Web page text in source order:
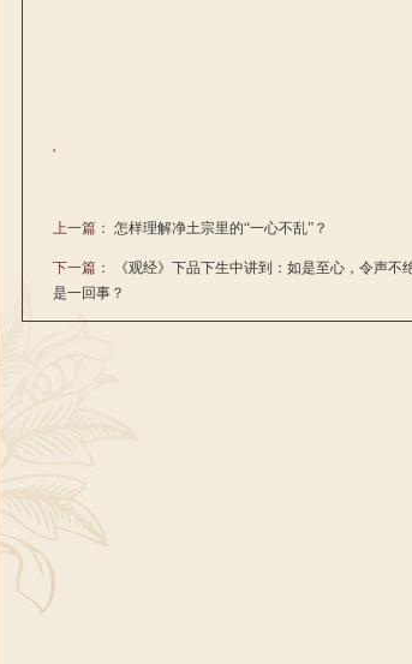
'
上一篇： 怎样理解净土宗里的“一心不乱”？
下一篇：
《观经》下品下生中讲到：如是至心，令声
是一回事？